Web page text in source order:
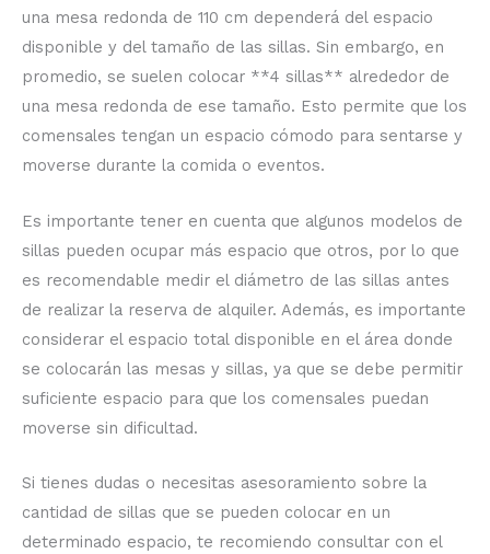
una mesa redonda de 110 cm dependerá del espacio
disponible y del tamaño de las sillas. Sin embargo, en
promedio, se suelen colocar **4 sillas** alrededor de
una mesa redonda de ese tamaño. Esto permite que los
comensales tengan un espacio cómodo para sentarse y
moverse durante la comida o eventos.
Es importante tener en cuenta que algunos modelos de
sillas pueden ocupar más espacio que otros, por lo que
es recomendable medir el diámetro de las sillas antes
de realizar la reserva de alquiler. Además, es importante
considerar el espacio total disponible en el área donde
se colocarán las mesas y sillas, ya que se debe permitir
suficiente espacio para que los comensales puedan
moverse sin dificultad.
Si tienes dudas o necesitas asesoramiento sobre la
cantidad de sillas que se pueden colocar en un
determinado espacio, te recomiendo consultar con el